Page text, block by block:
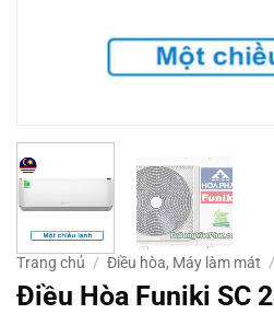
Trang chủ / Điều hòa, Máy làm mát /
Điều Hòa Funiki SC